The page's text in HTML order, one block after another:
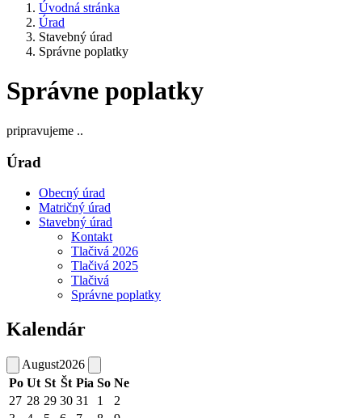
Úvodná stránka
Úrad
Stavebný úrad
Správne poplatky
Správne poplatky
pripravujeme ..
Úrad
Obecný úrad
Matričný úrad
Stavebný úrad
Kontakt
Tlačivá 2026
Tlačivá 2025
Tlačivá
Správne poplatky
Kalendár
August2026
Po Ut St Št Pia So Ne
27 28 29 30 31 1
2